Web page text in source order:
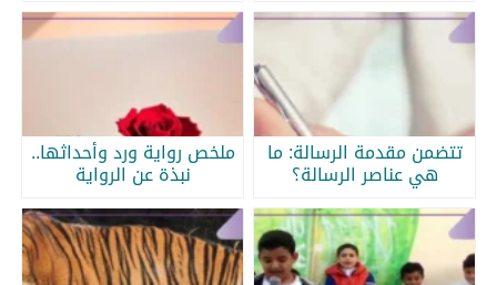
تتضمن مقدمة الرسالة: ما
هي عناصر الرسالة؟
ملخص رواية ورد وأحداثها..
نبذة عن الرواية